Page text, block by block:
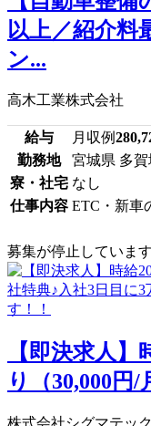
以上／紹介料
ン...
高木工業株式会社
給与 月収例
勤務地
宮城県 多
寮・社宅 なし
仕事内容 ETC・新車
募集が停止しています
【即決求人】
り（30,000円